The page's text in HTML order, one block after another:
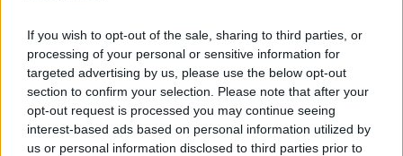
If you wish to opt-out of the sale, sharing to third parties, or
processing of your personal or sensitive information for
targeted advertising by us, please use the below opt-out
section to confirm your selection. Please note that after your
opt-out request is processed you may continue seeing
interest-based ads based on personal information utilized by
us or personal information disclosed to third parties prior to
kevesebb pénz marad a közlekedési fejlesztések
népszerűsítésére. Petra Jens, Bécs sétaügyi biztosa
szerint pedig éppen ezzel lehet megnyerni a lakosokat
egy olyan városi jövőképnek, amelyben ők maguk is
jobban érzik magukat. Az osztrák szakemberrel a
budapesti városházán beszélgetett Balogh Samu